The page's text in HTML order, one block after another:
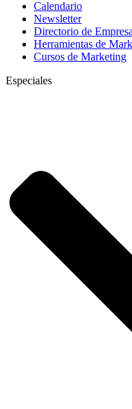
Calendario
Newsletter
Directorio de
Herramientas de
Cursos de Marketing
Especiales